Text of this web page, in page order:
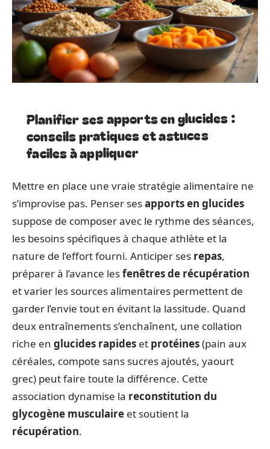
Planifier ses apports en glucides :
conseils pratiques et astuces
faciles à appliquer
Mettre en place une vraie stratégie alimentaire ne
s’improvise pas. Penser sesapports en glucides
suppose de composer avec le rythme des séances,
les besoins spécifiques à chaque athlète et la
nature de l’effort fourni. Anticiper ses repas,
préparer à l’avance lesfenêtres de récupération
et varier les sources alimentaires permettent de
garder l’envie tout en évitant la lassitude. Quand
deux entraînements s’enchaînent, une collation
riche en glucides rapides et protéines(pain aux
céréales, compote sans sucres ajoutés, yaourt
grec) peut faire toute la différence. Cette
association dynamise la reconstitution du
glycogène musculaire et soutient la
récupération.